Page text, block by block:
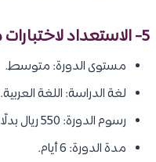
5- الاستعداد لاختبارات موهبة:
مستوى الدورة: متوسط.
لغة الدراسة: اللغة العربية.
رسوم الدورة: 550 ريال بدلًا من 600 ريال.
مدة الدورة: 6 أيام.